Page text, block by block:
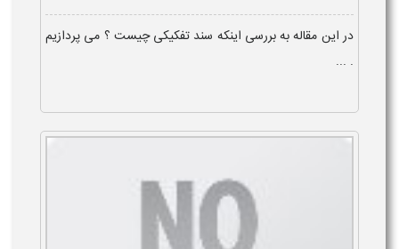
در این مقاله به بررسی اینکه سند تفکیکی چیست ؟ می پردازیم
. ...